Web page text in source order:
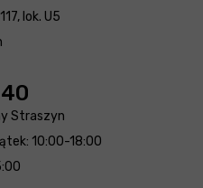
lok. U5
Straszyn
10:00-18:00